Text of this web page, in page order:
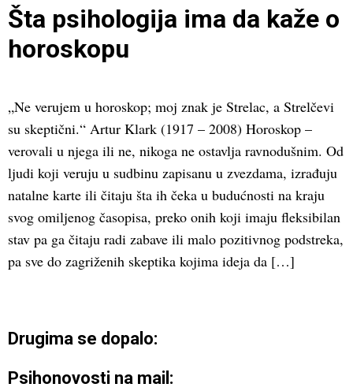
Šta psihologija ima da kaže o
horoskopu
„Ne verujem u horoskop; moj znak je Strelac, a Strelčevi
su skeptični.“ Artur Klark (1917 – 2008) Horoskop –
verovali u njega ili ne, nikoga ne ostavlja ravnodušnim. Od
ljudi koji veruju u sudbinu zapisanu u zvezdama, izrađuju
natalne karte ili čitaju šta ih čeka u budućnosti na kraju
svog omiljenog časopisa, preko onih koji imaju fleksibilan
stav pa ga čitaju radi zabave ili malo pozitivnog podstreka,
pa sve do zagriženih skeptika kojima ideja da […]
Drugima se dopalo:
Psihonovosti na mail: